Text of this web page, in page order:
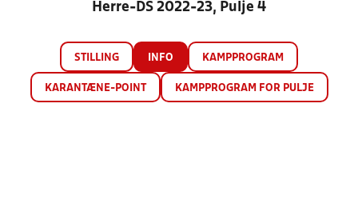
Herre-DS 2022-23, Pulje 4
STILLING INFO KAMPPROGRAM
KARANTÆNE-POINT KAMPPROGRAM FOR PULJE